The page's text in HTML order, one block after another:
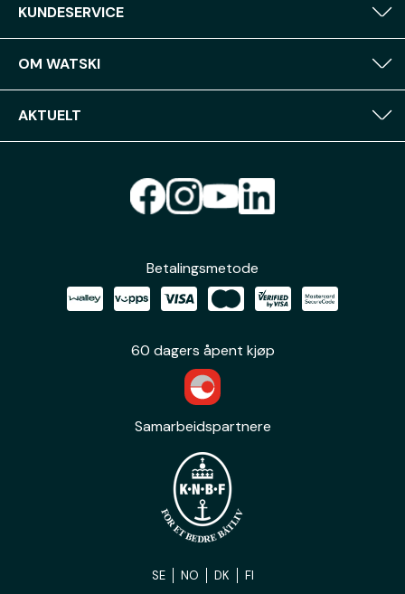
KUNDESERVICE
OM WATSKI
AKTUELT
Betalingsmetode
60 dagers åpent kjøp
Samarbeidspartnere
SE NO DK FI